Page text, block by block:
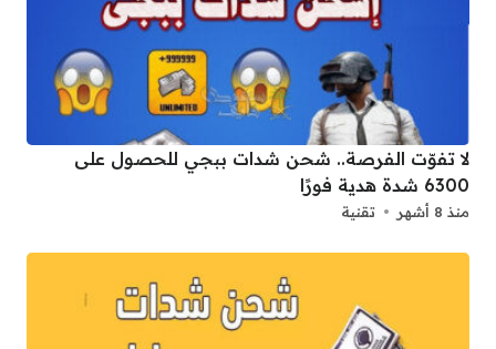
لا تفوّت الفرصة.. شحن شدات ببجي للحصول على
6300 شدة هدية فورًا
منذ 8 أشهر تقنية